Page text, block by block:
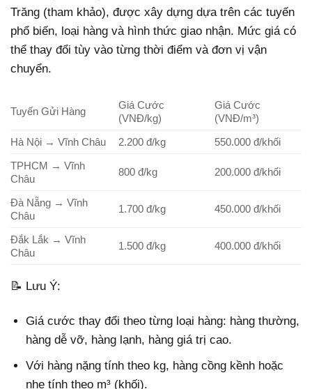
Trăng (tham khảo), được xây dựng dựa trên các tuyến
phổ biến, loại hàng và hình thức giao nhận. Mức giá có
thể thay đổi tùy vào từng thời điểm và đơn vị vận
chuyển.
Tuyến Gửi Hàng
Giá Cước
(VNĐ/kg)
Giá Cước
(VNĐ/m³)
Hà Nội → Vĩnh Châu
2.200 đ/kg
550.000 đ/khối
TPHCM → Vĩnh
Châu
800 đ/kg 200.000 đ/khối
Đà Nẵng → Vĩnh
Châu
1.700 đ/kg 450.000 đ/khối
Đắk Lắk → Vĩnh
Châu
1.500 đ/kg 400.000 đ/khối
📝 Lưu Ý:
Giá cước thay đổi theo từng loại hàng: hàng thường,
hàng dễ vỡ, hàng lạnh, hàng giá trị cao.
Với hàng nặng tính theo kg, hàng cồng kềnh hoặc
nhẹ tính theo m³ (khối).